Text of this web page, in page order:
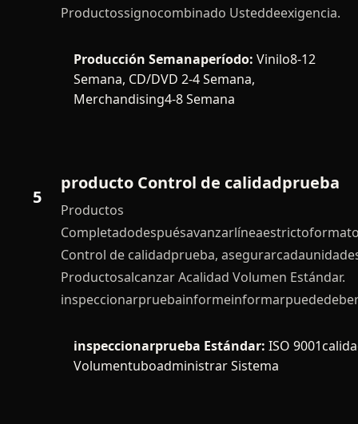
Productossignocombinado Usteddeexigencia.
Producción Semanaperíodo: Vinilo8-12
Semana, CD/DVD 2-4 Semana,
Merchandising4-8 Semana
5
producto Control de calidadprueba
Productos
Control de calidadprueba,
Productosalcanzar Acalidad Volumen Estándar.
inspeccionarprueba Estándar: ISO
Volumentuboadministrar Sistema